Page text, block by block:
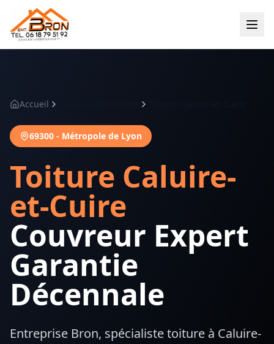
Accueil
69300 - Métropole de Lyon
Toiture Caluire-
et-Cuire
Couvreur Expert
Garantie
Décennale
Entreprise Bron, spécialiste toiture à Caluire-